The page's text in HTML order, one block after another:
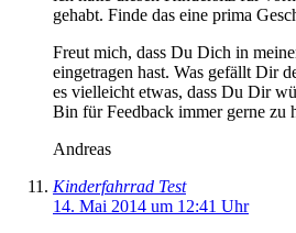
gehabt. Finde das eine prima
Freut mich, dass Du Dich in
eingetragen hast. Was gefällt Dir
es vielleicht etwas, dass Du Dir
Bin für Feedback immer gerne zu
Andreas
Kinderfahrrad Test
14. Mai 2014 um 12:41 Uhr